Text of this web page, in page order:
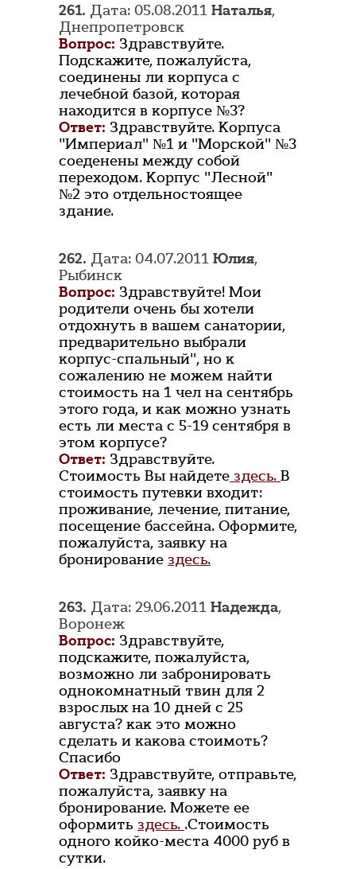
261. Дата: 05.08.2011 Наталья,
Днепропетровск
Вопрос: Здравствуйте.
Подскажите, пожалуйста,
соединены ли корпуса с
лечебной базой, которая
находится в корпусе №3?
Ответ: Здравствуйте. Корпуса
"Империал" №1 и "Морской" №3
соеденены между собой
переходом. Корпус "Лесной"
№2 это отдельностоящее
здание.
262. Дата: 04.07.2011 Юлия,
Рыбинск
Вопрос: Здравствуйте! Мои
родители очень бы хотели
отдохнуть в вашем санатории,
предварительно выбрали
корпус-спальный", но к
сожалению не можем найти
стоимость на 1 чел на сентябрь
этого года, и как можно узнать
есть ли места с 5-19 сентября в
этом корпусе?
Ответ: Здравствуйте.
Стоимость Вы найдете здесь. В
стоимость путевки входит:
проживание, лечение, питание,
посещение бассейна. Оформите,
пожалуйста, заявку на
бронирование здесь.
263. Дата: 29.06.2011 Надежда,
Воронеж
Вопрос: Здравствуйте,
подскажите, пожалуйста,
возможно ли забронировать
однокомнатный твин для 2
взрослых на 10 дней с 25
августа? как это можно
сделать и какова стоимоть?
Спасибо
Ответ: Здравствуйте, отправьте,
пожалуйста, заявку на
бронирование. Можете ее
оформить здесь. .Стоимость
одного койко-места 4000 руб в
сутки.